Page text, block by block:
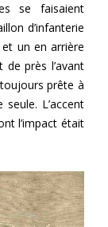
se faisaient
d’infanterie
un en arrière
de près l’avant
prête à
L’accent
l’impact était